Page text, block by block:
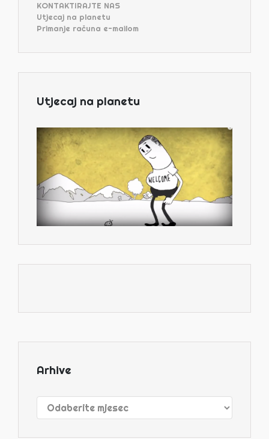
KONTAKTIRAJTE NAS
Utjecaj na planetu
Primanje računa e-mailom
Utjecaj na planetu
Arhive